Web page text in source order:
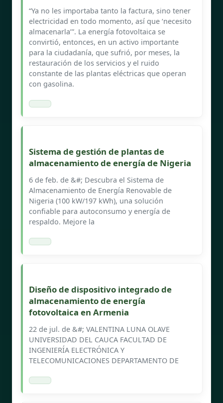
“Ya no les importaba tanto la factura, sino tener
electricidad en todo momento, así que ‘necesito
almacenarla’”. La energía fotovoltaica se
convirtió, entonces, en un activo importante
para la ciudadanía, que sufrió, por meses, la
restauración de los servicios y el ruido
constante de las plantas eléctricas que operan
con gasolina.
Sistema de gestión de plantas de
almacenamiento de energía de Nigeria
6 de feb. de &#; Descubra el Sistema de
Almacenamiento de Energía Renovable de
Nigeria (100 kW/197 kWh), una solución
confiable para autoconsumo y energía de
respaldo. Mejore la
Diseño de dispositivo integrado de
almacenamiento de energía
fotovoltaica en Armenia
22 de jul. de &#; VALENTINA LUNA OLAVE
UNIVERSIDAD DEL CAUCA FACULTAD DE
INGENIERÍA ELECTRÓNICA Y
TELECOMUNICACIONES DEPARTAMENTO DE